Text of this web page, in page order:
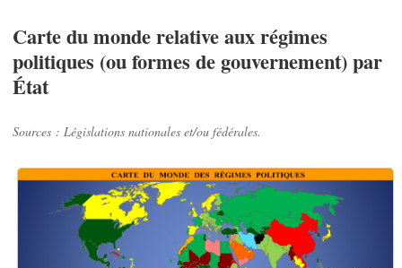
Carte du monde relative aux régimes
politiques (ou formes de gouvernement) par
État
Sources : Législations nationales et/ou fédérales.